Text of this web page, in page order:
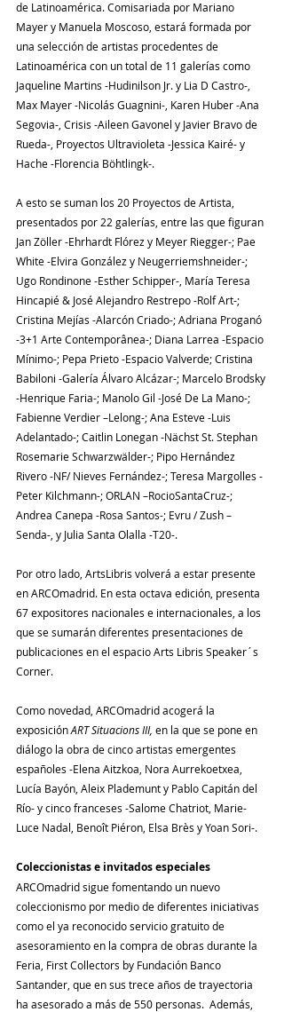
de Latinoamérica. Comisariada por Mariano
Mayer y Manuela Moscoso, estará formada por
una selección de artistas procedentes de
Latinoamérica con un total de 11 galerías como
Jaqueline Martins -Hudinilson Jr. y Lia D Castro-,
Max Mayer -Nicolás Guagnini-, Karen Huber -Ana
Segovia-, Crisis -Aileen Gavonel y Javier Bravo de
Rueda-, Proyectos Ultravioleta -Jessica Kairé- y
Hache -Florencia Böhtlingk-.
A esto se suman los 20 Proyectos de Artista,
presentados por 22 galerías, entre las que figuran
Jan Zöller -Ehrhardt Flórez y Meyer Riegger-; Pae
White -Elvira González y Neugerriemshneider-;
Ugo Rondinone -Esther Schipper-, María Teresa
Hincapié & José Alejandro Restrepo -Rolf Art-;
Cristina Mejías -Alarcón Criado-; Adriana Proganó
-3+1 Arte Contemporânea-; Diana Larrea -Espacio
Mínimo-; Pepa Prieto -Espacio Valverde; Cristina
Babiloni -Galería Álvaro Alcázar-; Marcelo Brodsky
-Henrique Faria-; Manolo Gil -José De La Mano-;
Fabienne Verdier –Lelong-; Ana Esteve -Luis
Adelantado-; Caitlin Lonegan -Nächst St. Stephan
Rosemarie Schwarzwälder-; Pipo Hernández
Rivero -NF/ Nieves Fernández-; Teresa Margolles -
Peter Kilchmann-; ORLAN –RocioSantaCruz-;
Andrea Canepa -Rosa Santos-; Evru / Zush –
Senda-, y Julia Santa Olalla -T20-.
Por otro lado, ArtsLibris volverá a estar presente
en ARCOmadrid. En esta octava edición, presenta
67 expositores nacionales e internacionales, a los
que se sumarán diferentes presentaciones de
publicaciones en el espacio Arts Libris Speaker´s
Corner.
Como novedad, ARCOmadrid acogerá la
exposición ART Situacions III, en la que se pone en
diálogo la obra de cinco artistas emergentes
españoles -Elena Aitzkoa, Nora Aurrekoetxea,
Lucía Bayón, Aleix Plademunt y Pablo Capitán del
Río- y cinco franceses -Salome Chatriot, Marie-
Luce Nadal, Benoît Piéron, Elsa Brès y Yoan Sori-.
Coleccionistas e invitados especiales
ARCOmadrid sigue fomentando un nuevo
coleccionismo por medio de diferentes iniciativas
como el ya reconocido servicio gratuito de
asesoramiento en la compra de obras durante la
Feria, First Collectors by Fundación Banco
Santander, que en sus trece años de trayectoria
ha asesorado a más de 550 personas.  Además,